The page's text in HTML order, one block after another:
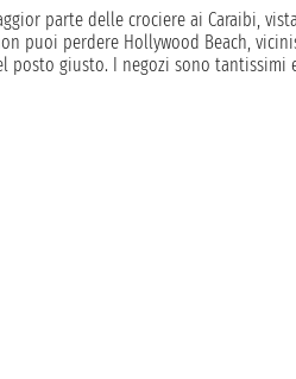
parte delle crociere ai Caraibi,
puoi perdere Hollywood Beach,
posto giusto. I negozi sono tantissimi